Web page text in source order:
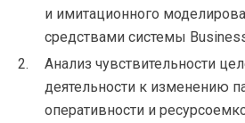
и имитационного
средствами системы
Анализ чувствительности
деятельности к изменению
оперативности и